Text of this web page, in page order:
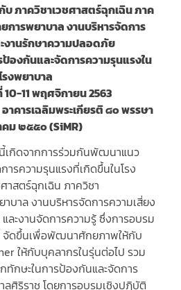
บ ภาควิชาเวชศาสตร์ฉุกเฉิน ภาค
การพยาบาล งานบริหารจัดการ
งานรักษาความปลอดภัย
องกันและจัดการความรุนแรงใน
รงพยาบาล
10-11 พฤศจิกายน 2563
าคารเฉลิมพระเกียรติ ๘๐ พรรษา
ม ๒๕๕๐ (SiMR)
กิดจากการร่วมกันพัฒนาแนว
รความรุนแรงที่เกิดขึ้นในโรง
าสตร์ฉุกเฉิน ภาควิชา
บาล งานบริหารจัดการความเสี่ยง
ละงานจัดการความรู้ ซึ่งการอบรม
จัดขึ้นเพื่อพัฒนาศักยภาพให้กับ
ให้กับบุคลากรในรุ่นต่อไป รวม
ทักษะในการป้องกันและจัดการ
ลศิริราช โดยการอบรมเชิงปฏิบัติ